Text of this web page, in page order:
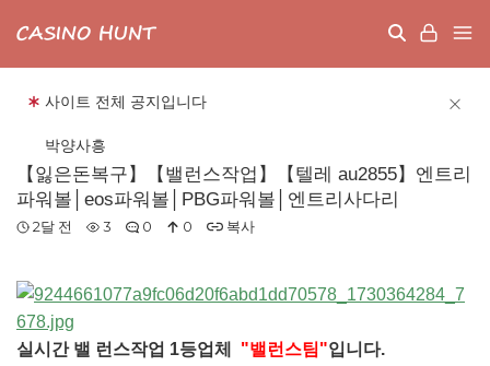
사이트 전체 공지입니다
박양사흥
【잃은돈복구】【밸런스작업】【텔레 au2855】엔트리
파워볼│eos파워볼│PBG파워볼│엔트리사다리
2달 전 3 0 0 복사
실시간 밸 런스작업 1등업체 "밸런스팀"입니다.